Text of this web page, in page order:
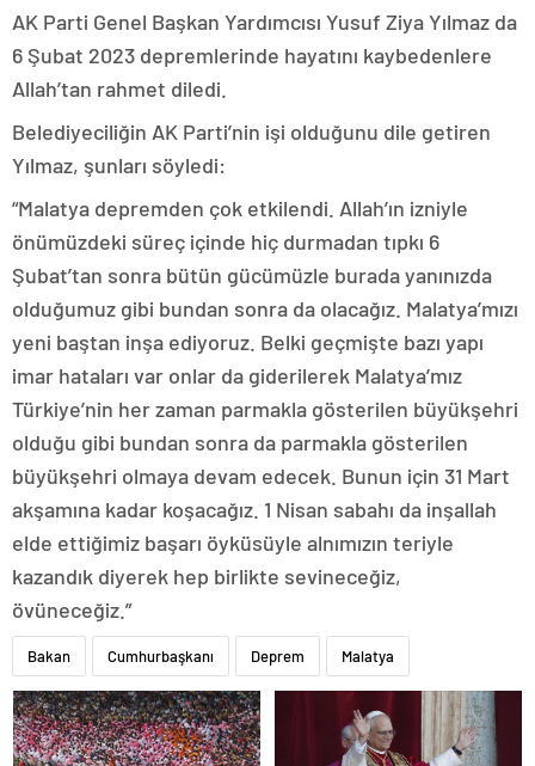
AK Parti Genel Başkan Yardımcısı Yusuf Ziya Yılmaz da
6 Şubat 2023 depremlerinde hayatını kaybedenlere
Allah’tan rahmet diledi.
Belediyeciliğin AK Parti’nin işi olduğunu dile getiren
Yılmaz, şunları söyledi:
“Malatya depremden çok etkilendi. Allah’ın izniyle
önümüzdeki süreç içinde hiç durmadan tıpkı 6
Şubat’tan sonra bütün gücümüzle burada yanınızda
olduğumuz gibi bundan sonra da olacağız. Malatya’mızı
yeni baştan inşa ediyoruz. Belki geçmişte bazı yapı
imar hataları var onlar da giderilerek Malatya’mız
Türkiye’nin her zaman parmakla gösterilen büyükşehri
olduğu gibi bundan sonra da parmakla gösterilen
büyükşehri olmaya devam edecek. Bunun için 31 Mart
akşamına kadar koşacağız. 1 Nisan sabahı da inşallah
elde ettiğimiz başarı öyküsüyle alnımızın teriyle
kazandık diyerek hep birlikte sevineceğiz,
övüneceğiz.”
Bakan Cumhurbaşkanı Deprem Malatya